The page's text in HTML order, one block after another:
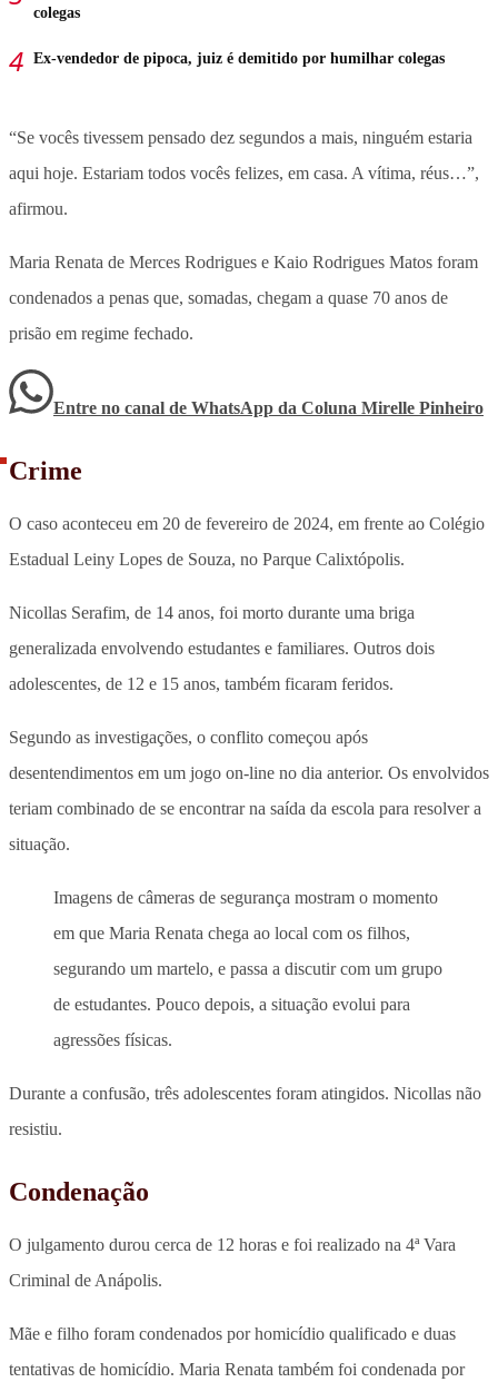
colegas
Ex-vendedor de pipoca, juiz é demitido por humilhar colegas
“Se vocês tivessem pensado dez segundos a mais, ninguém estaria
aqui hoje. Estariam todos vocês felizes, em casa. A vítima, réus…”,
afirmou.
Maria Renata de Merces Rodrigues e Kaio Rodrigues Matos foram
condenados a penas que, somadas, chegam a quase 70 anos de
prisão em regime fechado.
Entre no canal de WhatsApp da Coluna Mirelle Pinheiro
Crime
O caso aconteceu em 20 de fevereiro de 2024, em frente ao Colégio
Estadual Leiny Lopes de Souza, no Parque Calixtópolis.
Nicollas Serafim, de 14 anos, foi morto durante uma briga
generalizada envolvendo estudantes e familiares. Outros dois
adolescentes, de 12 e 15 anos, também ficaram feridos.
Segundo as investigações, o conflito começou após
desentendimentos em um jogo on-line no dia anterior. Os envolvidos
teriam combinado de se encontrar na saída da escola para resolver a
situação.
Imagens de câmeras de segurança mostram o momento
em que Maria Renata chega ao local com os filhos,
segurando um martelo, e passa a discutir com um grupo
de estudantes. Pouco depois, a situação evolui para
agressões físicas.
Durante a confusão, três adolescentes foram atingidos. Nicollas não
resistiu.
Condenação
O julgamento durou cerca de 12 horas e foi realizado na 4ª Vara
Criminal de Anápolis.
Mãe e filho foram condenados por homicídio qualificado e duas
tentativas de homicídio. Maria Renata também foi condenada por